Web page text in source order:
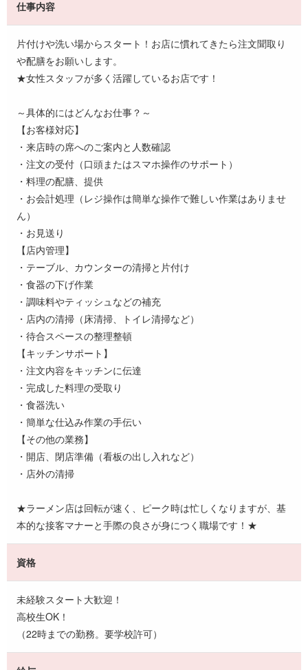
仕事内容
片付けや洗い場からスタート！お店に慣れてきたら注文聞取り
や配膳をお願いします。
★女性スタッフが多く活躍しているお店です！
～具体的にはどんなお仕事？～
【お客様対応】
・来店時の席へのご案内と人数確認
・注文の受付（口頭またはスマホ操作のサポート）
・料理の配膳、提供
・お会計処理（レジ操作は簡単な操作で難しい作業はありませ
ん）
・お見送り
【店内管理】
・テーブル、カウンターの清掃と片付け
・食器の下げ作業
・調味料やティッシュなどの補充
・店内の清掃（床清掃、トイレ清掃など）
・待合スペースの整理整頓
【キッチンサポート】
・注文内容をキッチンに伝達
・完成した料理の受取り
・食器洗い
・簡単な仕込み作業の手伝い
【その他の業務】
・開店、閉店準備（看板の出し入れなど）
・店外の清掃
★ラーメン店は回転が速く、ピーク時は忙しくなりますが、基
本的な接客マナーと手際の良さが身につく職場です！★
資格
未経験スタート大歓迎！
高校生OK！
（22時までの勤務。要学校許可）